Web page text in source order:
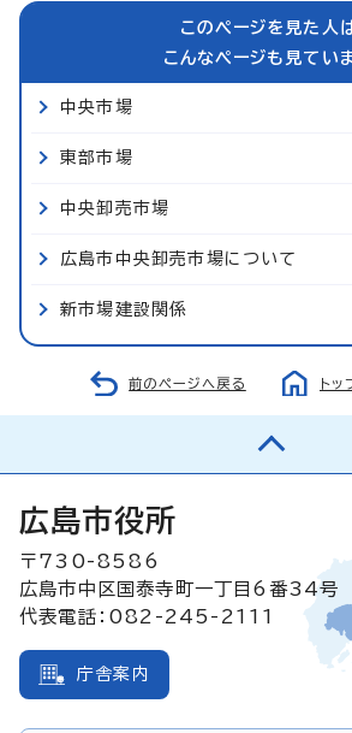
このページを見た人
こんなページも見てい
中央市場
東部市場
中央卸売市場
広島市中央卸売市場について
新市場建設関係
前のページへ戻る ト
広島市役所
〒730-8586
広島市中区国泰寺町一丁目6番34号
代表電話：082-245-2111
庁舎案内